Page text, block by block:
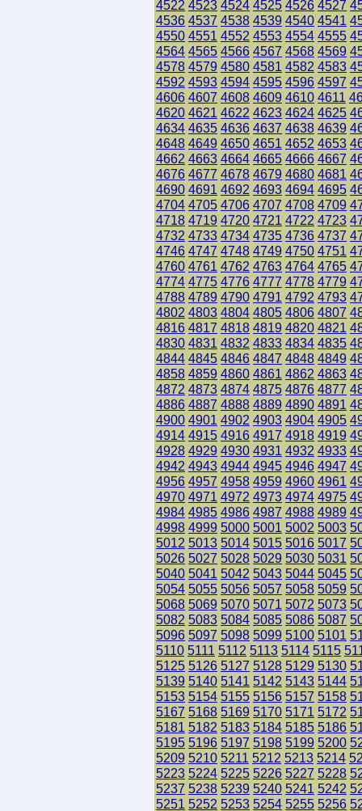
4522 4523 4524 4525 4526 4527
4536 4537 4538 4539 4540 4541
4550 4551 4552 4553 4554 4555
4564 4565 4566 4567 4568 4569
4578 4579 4580 4581 4582 4583
4592 4593 4594 4595 4596 4597
4606 4607 4608 4609 4610 4611
4620 4621 4622 4623 4624 4625
4634 4635 4636 4637 4638 4639
4648 4649 4650 4651 4652 4653
4662 4663 4664 4665 4666 4667
4676 4677 4678 4679 4680 4681
4690 4691 4692 4693 4694 4695
4704 4705 4706 4707 4708 4709
4718 4719 4720 4721 4722 4723
4732 4733 4734 4735 4736 4737
4746 4747 4748 4749 4750 4751
4760 4761 4762 4763 4764 4765
4774 4775 4776 4777 4778 4779
4788 4789 4790 4791 4792 4793
4802 4803 4804 4805 4806 4807
4816 4817 4818 4819 4820 4821
4830 4831 4832 4833 4834 4835
4844 4845 4846 4847 4848 4849
4858 4859 4860 4861 4862 4863
4872 4873 4874 4875 4876 4877
4886 4887 4888 4889 4890 4891
4900 4901 4902 4903 4904 4905
4914 4915 4916 4917 4918 4919
4928 4929 4930 4931 4932 4933
4942 4943 4944 4945 4946 4947
4956 4957 4958 4959 4960 4961
4970 4971 4972 4973 4974 4975
4984 4985 4986 4987 4988 4989
4998 4999 5000 5001 5002 5003
5012 5013 5014 5015 5016 5017
5026 5027 5028 5029 5030 5031
5040 5041 5042 5043 5044 5045
5054 5055 5056 5057 5058 5059
5068 5069 5070 5071 5072 5073
5082 5083 5084 5085 5086 5087
5096 5097 5098 5099 5100 5101
5110 5111 5112 5113 5114 5115
5125 5126 5127 5128 5129 5130
5139 5140 5141 5142 5143 5144
5153 5154 5155 5156 5157 5158
5167 5168 5169 5170 5171 5172
5181 5182 5183 5184 5185 5186
5195 5196 5197 5198 5199 5200
5209 5210 5211 5212 5213 5214
5223 5224 5225 5226 5227 5228
5237 5238 5239 5240 5241 5242
5251 5252 5253 5254 5255 5256